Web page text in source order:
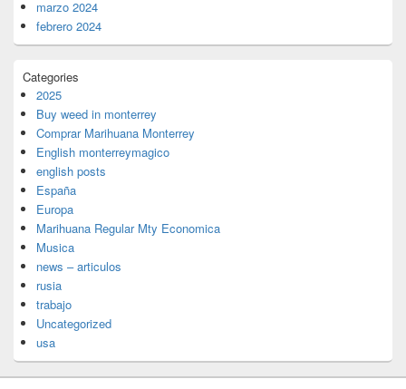
marzo 2024
febrero 2024
Categories
2025
Buy weed in monterrey
Comprar Marihuana Monterrey
English monterreymagico
english posts
España
Europa
Marihuana Regular Mty Economica
Musica
news – articulos
rusia
trabajo
Uncategorized
usa